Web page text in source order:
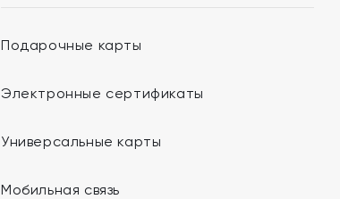
Подарочные карты
Электронные сертификаты
Универсальные карты
Мобильная связь